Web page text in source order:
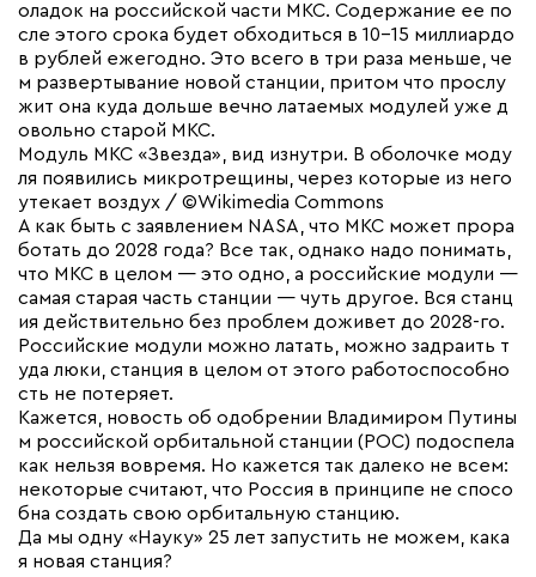
оладок на российской части МКС. Содержание ее по
сле этого срока будет обходиться в 10-15 миллиардо
в рублей ежегодно. Это всего в три раза меньше, че
м развертывание новой станции, притом что прослу
жит она куда дольше вечно латаемых модулей уже д
овольно старой МКС.
Модуль МКС «Звезда», вид изнутри. В оболочке моду
ля появились микротрещины, через которые из него
утекает воздух / ©Wikimedia Commons
А как быть с заявлением NASA, что МКС может прора
ботать до 2028 года? Все так, однако надо понимать,
что МКС в целом — это одно, а российские модули —
самая старая часть станции — чуть другое. Вся станц
ия действительно без проблем доживет до 2028-го.
Российские модули можно латать, можно задраить т
уда люки, станция в целом от этого работоспособно
сть не потеряет.
Кажется, новость об одобрении Владимиром Путины
м российской орбитальной станции (РОС) подоспела
как нельзя вовремя. Но кажется так далеко не всем:
некоторые считают, что Россия в принципе не спосо
бна создать свою орбитальную станцию.
Да мы одну «Науку» 25 лет запустить не можем, кака
я новая станция?